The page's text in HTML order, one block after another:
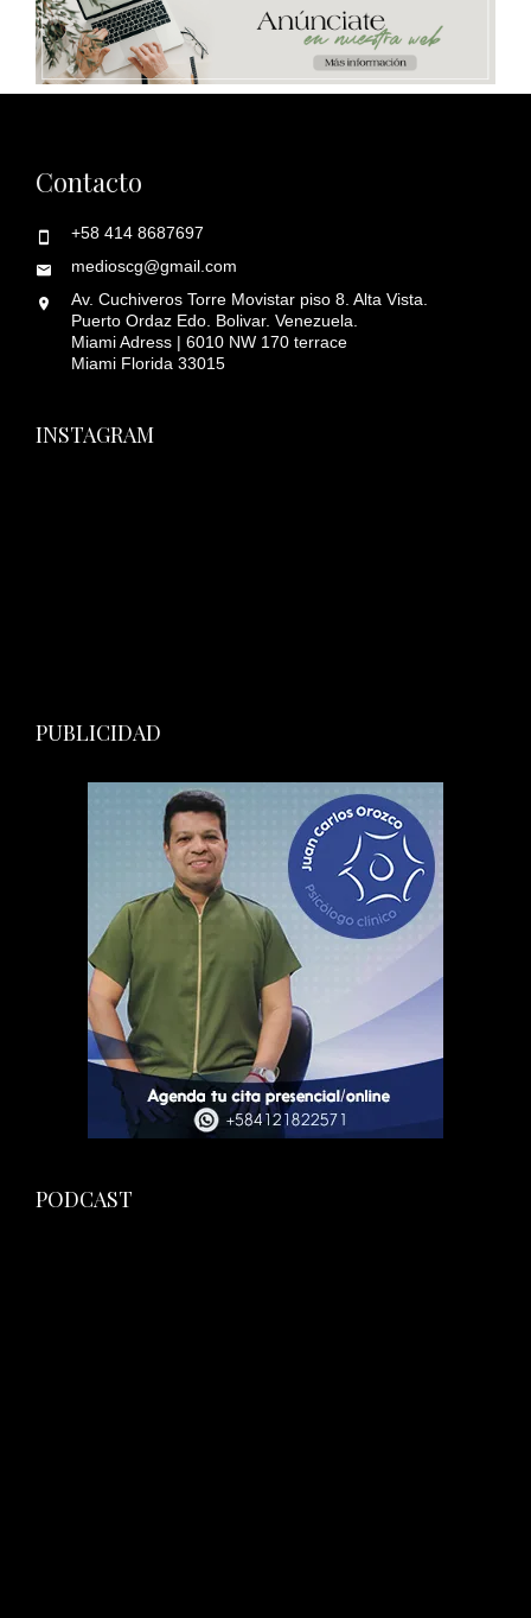
Contacto
+58 414 8687697
medioscg@gmail.com
Av. Cuchiveros Torre Movistar piso 8. Alta Vista.
Puerto Ordaz Edo. Bolivar. Venezuela.
Miami Adress | 6010 NW 170 terrace
Miami Florida 33015
INSTAGRAM
PUBLICIDAD
PODCAST